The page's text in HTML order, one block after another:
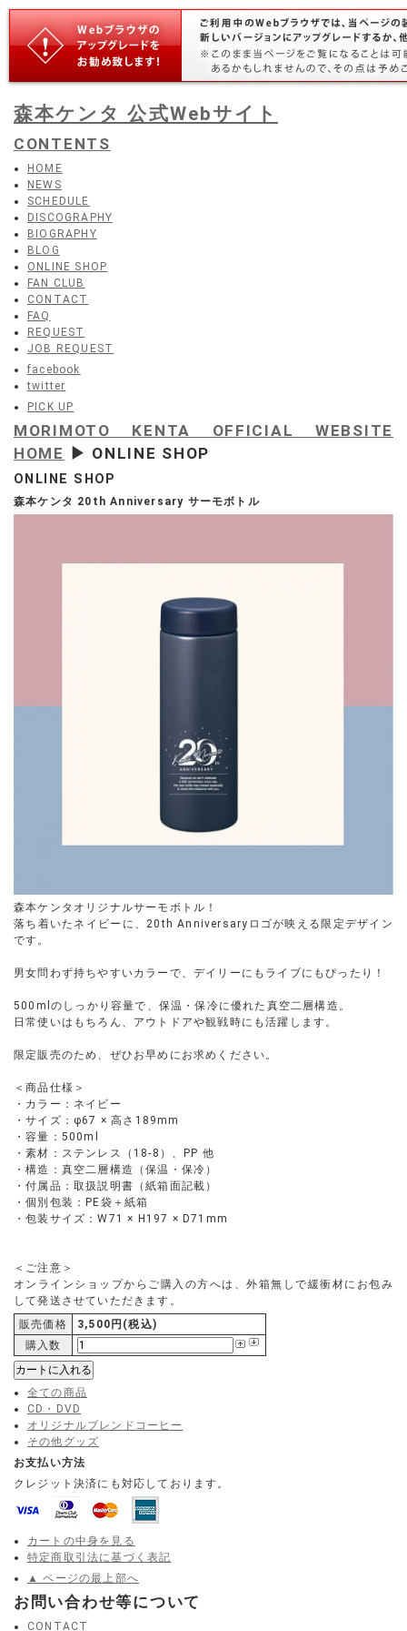
森本ケンタ 公式Webサイト
CONTENTS
HOME
NEWS
SCHEDULE
DISCOGRAPHY
BIOGRAPHY
BLOG
ONLINE SHOP
FAN CLUB
CONTACT
FAQ
REQUEST
JOB REQUEST
facebook
twitter
PICK UP
MORIMOTO KENTA OFFICIAL WEBSITE
HOME
▶ ONLINE SHOP
ONLINE SHOP
森本ケンタ 20th Anniversary サーモボトル
森本ケンタオリジナルサーモボトル！
落ち着いたネイビーに、20th Anniversaryロゴが映える限定デザイン
です。
男女問わず持ちやすいカラーで、デイリーにもライブにもぴったり！
500mlのしっかり容量で、保温・保冷に優れた真空二層構造。
日常使いはもちろん、アウトドアや観戦時にも活躍します。
限定販売のため、ぜひお早めにお求めください。
＜商品仕様＞
・カラー：ネイビー
・サイズ：φ67 × 高さ189mm
・容量：500ml
・素材：ステンレス（18-8）、PP 他
・構造：真空二層構造（保温・保冷）
・付属品：取扱説明書（紙箱面記載）
・個別包装：PE袋＋紙箱
・包装サイズ：W71 × H197 × D71mm
＜ご注意＞
オンラインショップからご購入の方へは、外箱無しで緩衝材にお包み
して発送させていただきます。
販売価格
3,500円(税込)
購入数
全ての商品
CD・DVD
オリジナルブレンドコーヒー
その他グッズ
お支払い方法
クレジット決済にも対応しております。
カートの中身を見る
特定商取引法に基づく表記
▲ ページの最上部へ
お問い合わせ等について
CONTACT